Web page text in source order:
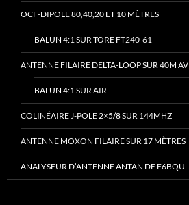
OCF-DIPOLE 80,40,20 ET 10 MÈTRES
BALUN 4:1 SUR TORE FT240-61
ANTENNE FILAIRE DELTA-LOOP SUR 40M
BALUN 4:1 SUR AIR
COLINÉAIRE J-POLE 2×5/8 SUR 144MHZ
ANTENNE MOXON FILAIRE SUR 17 MÈTRES
ANALYSEUR D’ANTENNE ANTAN DE F6BQU